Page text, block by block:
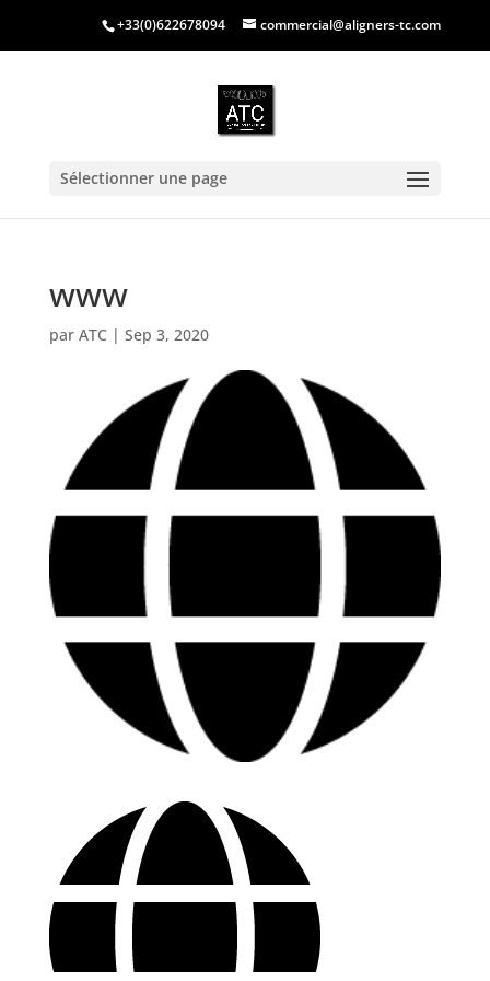
+33(0)622678094 commercial@aligners-tc.com
Sélectionner une page
www
par ATC | Sep 3, 2020